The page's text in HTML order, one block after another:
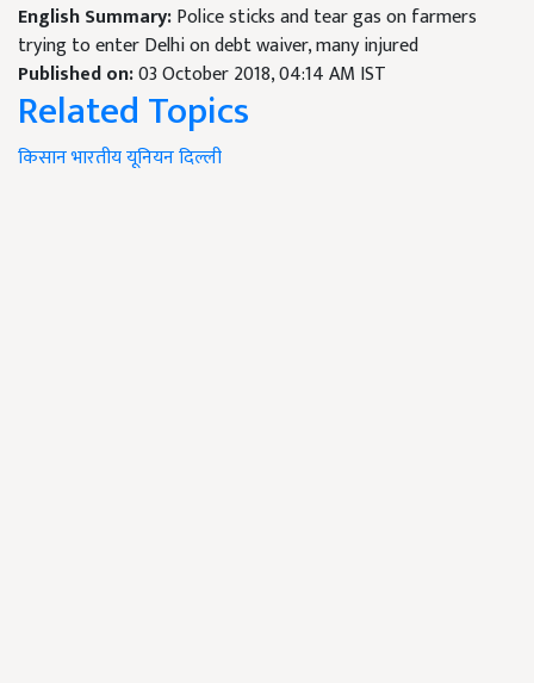
English Summary:Police sticks and tear gas on farmers
trying to enter Delhi on debt waiver, many injured
Published on:03 October 2018, 04:14 AM IST
Related Topics
किसानभारतीययूनियनदिल्ली